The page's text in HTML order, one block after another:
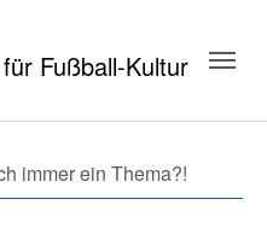
immer ein Thema?!